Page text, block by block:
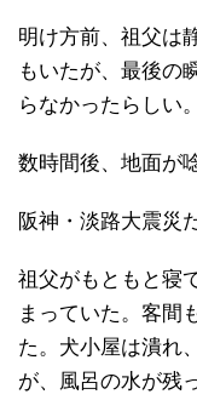
明け方前、祖父は
もいたが、最後の
らなかったらしい。
数時間後、地面が
阪神・淡路大震災
祖父がもともと寝
まっていた。客間
た。犬小屋は潰れ
が、風呂の水が残